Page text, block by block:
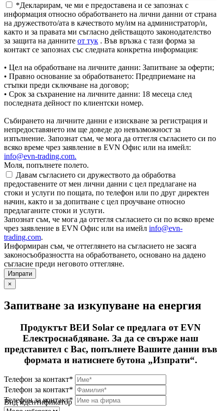
*Декларирам, че ми е предоставена и се запознах с
информация относно обработването на лични данни от страна
на дружеството/ата в качеството му/им на администратор/и,
както и за правата ми съгласно действащото законодателство
за защита на данните от тук . Във връзка с тази форма за
контакт се запознах със следната конкретна информация:
• Цел на обработване на личните данни: Запитване за оферти;
• Правно основание за обработването: Предприемане на
стъпки преди сключване на договор;
• Срок за съхранение на личните данни: 18 месеца след
последната дейност по клиентски номер.
Събирането на личните данни е изискване за регистрация и
непредоставянето им ще доведе до невъзможност за
изпълнение. Запознат съм, че мога да оттегля съгласието си по
всяко време чрез заявление в EVN Офис или на имейл:
info@evn-trading.com.
Моля, попълнете полето.
Давам съгласието си дружеството да обработва
предоставените от мен лични данни с цел предлагане на
стоки и услуги по пощата, по телефон или по друг директен
начин, както и за допитване с цел проучване относно
предлаганите стоки и услуги.
Запознат съм, че мога да оттегля съгласието си по всяко време
чрез заявление в EVN Офис или на имейл info@evn-
trading.com.
Информиран съм, че оттеглянето на съгласието не засяга
законосъобразността на обработването, основано на дадено
съгласие преди неговото оттегляне.
×
Запитване за изкупуване на енергия
Продуктът ВЕИ Solar се предлага от EVN
Електроснабдяване. За да се свърже наш
представител с Вас, попълнете Вашите данни във
формата и натиснете бутона „Изпрати“.
Телефон за контакт*
Телефон за контакт*
Телефон за контакт*
Вид идентификатор